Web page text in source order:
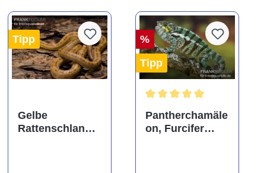
Tipp
Gelbe
Rattenschlange,
%
Tipp
Pantherchamäle
on, Furcifer